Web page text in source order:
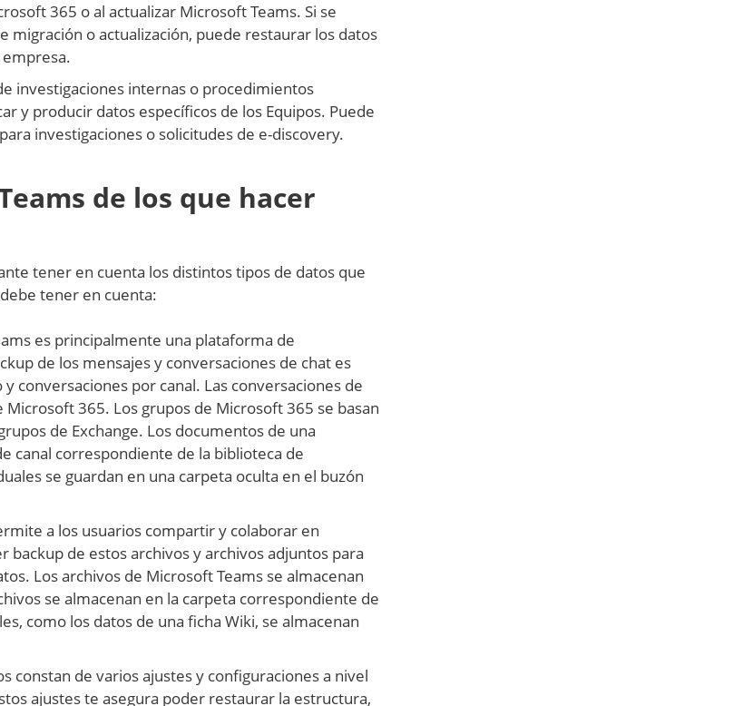
365 o al actualizar Microsoft Teams. Si se
o actualización, puede restaurar los datos
investigaciones internas o procedimientos
y producir datos específicos de los Equipos. Puede
investigaciones o solicitudes de e-discovery.
de los que hacer
tener en cuenta los distintos tipos de datos que
tener en cuenta:
es principalmente una plataforma de
de los mensajes y conversaciones de chat es
conversaciones por canal. Las conversaciones de
365. Los grupos de Microsoft 365 se basan
de Exchange. Los documentos de una
canal correspondiente de la biblioteca de
se guardan en una carpeta oculta en el buzón
a los usuarios compartir y colaborar en
backup de estos archivos y archivos adjuntos para
Los archivos de Microsoft Teams se almacenan
se almacenan en la carpeta correspondiente de
como los datos de una ficha Wiki, se almacenan
constan de varios ajustes y configuraciones a nivel
ajustes te asegura poder restaurar la estructura,